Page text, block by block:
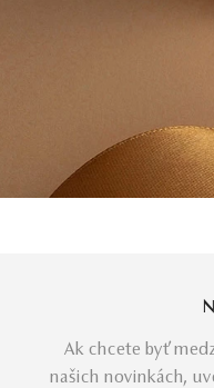
Ak chcete byť
našich novinkách,